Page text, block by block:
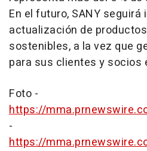
En el futuro, SANY seguirá
actualización de
sostenibles, a la vez que
para sus clientes y socios
Foto -
https://
-
https://